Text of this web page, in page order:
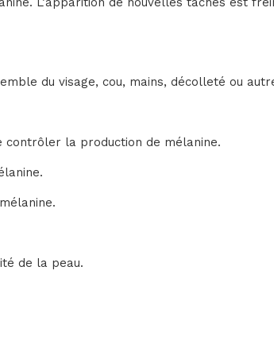
du visage, cou, mains, décolleté ou
contrôler la production de mélanine.
de la peau.